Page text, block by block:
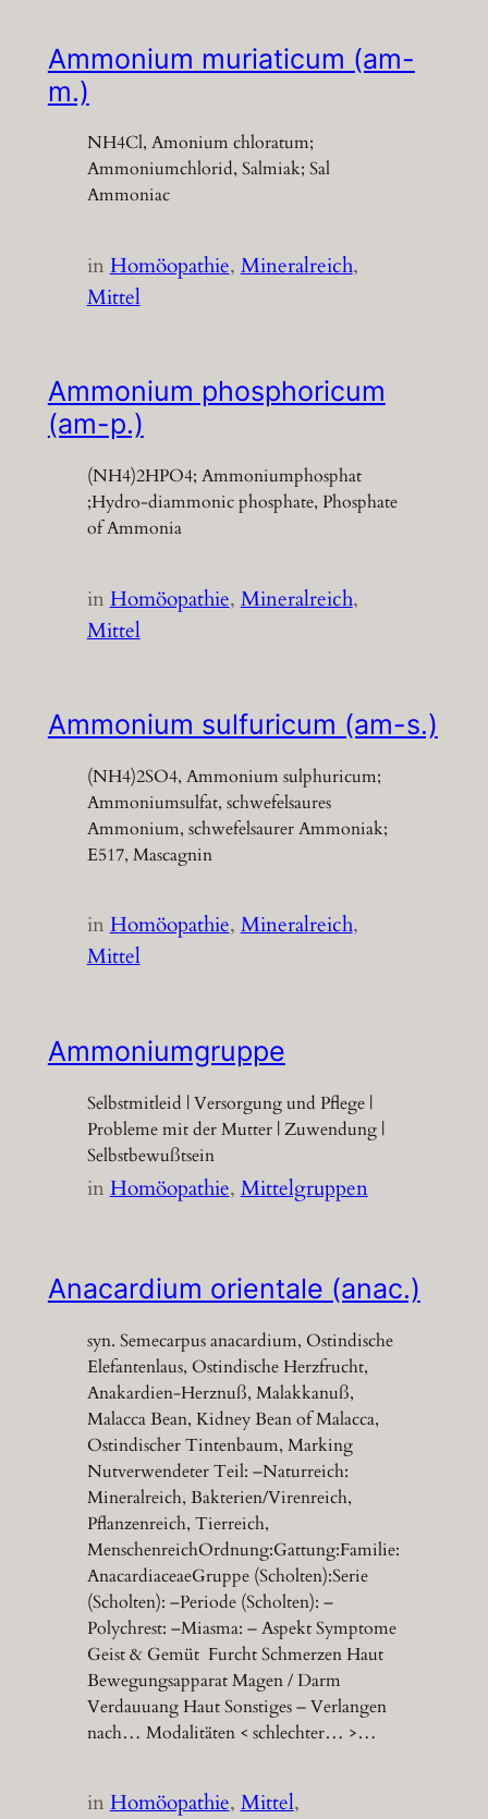
Ammonium muriaticum (am-
m.)
NH4Cl, Amonium chloratum;
Ammoniumchlorid, Salmiak; Sal
Ammoniac
inHomöopathie, Mineralreich
Mittel
Ammonium phosphoricum
(am-p.)
(NH4)2HPO4; Ammoniumphosphat
;Hydro-diammonic phosphate, Phosphate
of Ammonia
inHomöopathie, Mineralreich
Mittel
Ammonium sulfuricum (am-s.)
(NH4)2SO4, Ammonium sulphuricum;
Ammoniumsulfat, schwefelsaures
Ammonium, schwefelsaurer Ammoniak;
E517, Mascagnin
inHomöopathie, Mineralreich
Mittel
Ammoniumgruppe
Selbstmitleid | Versorgung und Pflege |
Probleme mit der Mutter | Zuwendung |
Selbstbewußtsein
inHomöopathie, Mittelgruppen
Anacardium orientale (anac.)
syn. Semecarpus anacardium, Ostindische
Elefantenlaus, Ostindische Herzfrucht,
Anakardien-Herznuß, Malakkanuß,
Malacca Bean, Kidney Bean of Malacca,
Ostindischer Tintenbaum, Marking
Nutverwendeter Teil: –Naturreich:
Mineralreich, Bakterien/Virenreich,
Pflanzenreich, Tierreich,
MenschenreichOrdnung:Gattung:Familie:
AnacardiaceaeGruppe (Scholten):Serie
(Scholten): –Periode (Scholten): –
Polychrest: –Miasma: – Aspekt Symptome
Geist & Gemüt Furcht Schmerzen Haut
Bewegungsapparat Magen / Darm
Verdauuang Haut Sonstiges – Verlangen
nach… Modalitäten < schlechter… >…
inHomöopathie, Mittel